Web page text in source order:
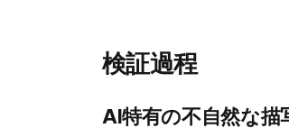
検証過程
AI特有の不自然な描